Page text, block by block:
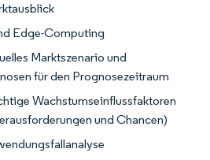
Edge-Computing
Marktszenario und
für den Prognosezeitraum
Wachstumseinflussfaktoren
und Chancen)